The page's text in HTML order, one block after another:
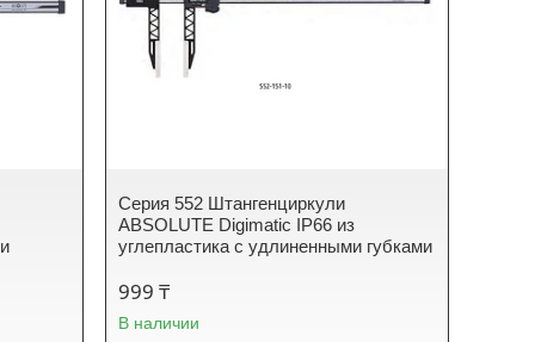
Серия 552 Штангенциркули
ABSOLUTE Digimatic IP66 из
углепластика с удлиненными губками
999 ₸
В наличии